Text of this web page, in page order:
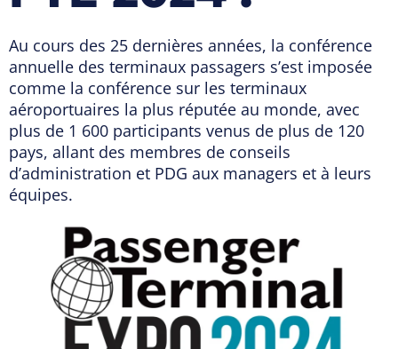
Au cours des 25 dernières années, la conférence
annuelle des terminaux passagers s’est imposée
comme la conférence sur les terminaux
aéroportuaires la plus réputée au monde, avec
plus de 1 600 participants venus de plus de 120
pays, allant des membres de conseils
d’administration et PDG aux managers et à leurs
équipes.